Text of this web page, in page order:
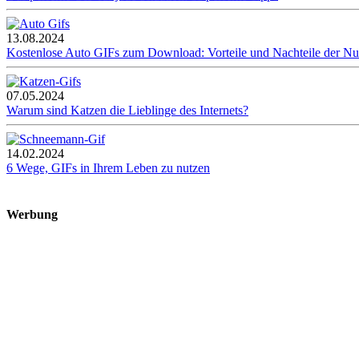
13.08.2024
Kostenlose Auto GIFs zum Download: Vorteile und Nachteile der
07.05.2024
Warum sind Katzen die Lieblinge des Internets?
14.02.2024
6 Wege, GIFs in Ihrem Leben zu nutzen
Werbung